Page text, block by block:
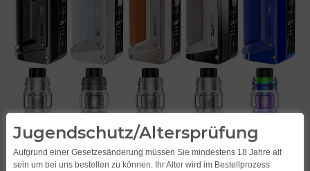
Jugendschutz/Altersprüfung
Aufgrund einer Gesetzesänderung müssen Sie mindestens 18 Jahre alt
sein um bei uns bestellen zu können. Ihr Alter wird im Bestellprozess